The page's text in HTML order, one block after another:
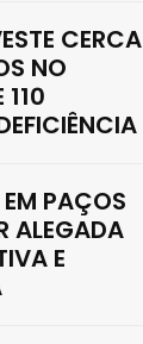
CERCA
NO
110
PAÇOS
ALEGADA
E